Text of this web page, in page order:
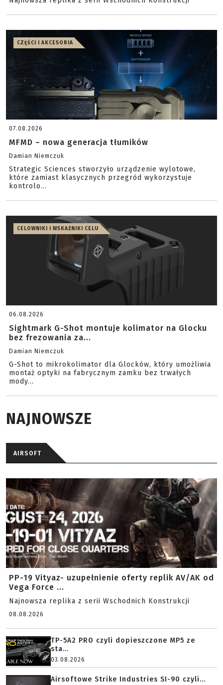
CZĘŚCI I AKCESORIA
07.08.2026
MFMD – nowa generacja tłumików
Damian Niemczuk
Strategic Sciences stworzyło urządzenie wylotowe,
które zamiast klasycznych przegród wykorzystuje
kontrolo...
CELOWNIKI I WSKAŹNIKI CELU
06.08.2026
Sightmark G-Shot montuje kolimator na Glocku
bez frezowania za...
Damian Niemczuk
G-Shot to mikrokolimator dla Glocków, który umożliwia
montaż optyki na fabrycznym zamku bez trwałych
mody...
NAJNOWSZE
AIRSOFT
PP-19 Vityaz- uzupełnienie oferty replik AV/AK od
Vega Force ...
Najnowsza replika z serii Wschodnich Konstrukcji
08.08.2026
TP-5A2 PRO czyli dopieszczone MP5 ze
sta...
03.08.2026
Airsoftowe Strike Industries SI-90 czyli...